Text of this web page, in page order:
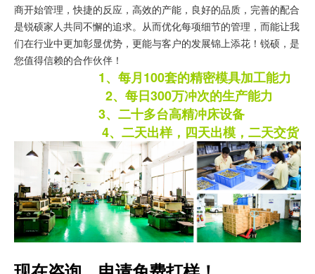
商开始管理，快捷的反应，高效的产能，良好的品质，完善的配合
是锐硕家人共同不懈的追求。从而优化每项细节的管理，而能让我
们在行业中更加彰显优势，更能与客户的发展锦上添花！锐硕，是
您值得信赖的合作伙伴！
1、每月100套的精密模具加工能力
2、每日300万冲次的生产能力
3、二十多台高精冲床设备
4、二天出样，四天出模，二天交货